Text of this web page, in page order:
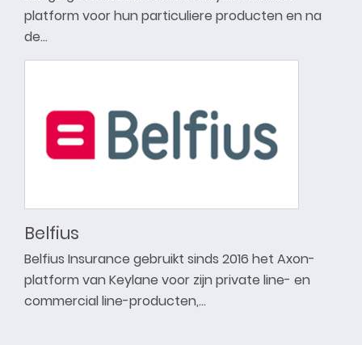
platform voor hun particuliere producten en na
de…
Belfius
Belfius Insurance gebruikt sinds 2016 het Axon-
platform van Keylane voor zijn private line- en
commercial line-producten,…